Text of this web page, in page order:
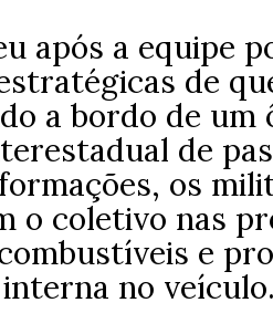
após a equipe
de
a bordo de um
de
os
o coletivo nas
e
no